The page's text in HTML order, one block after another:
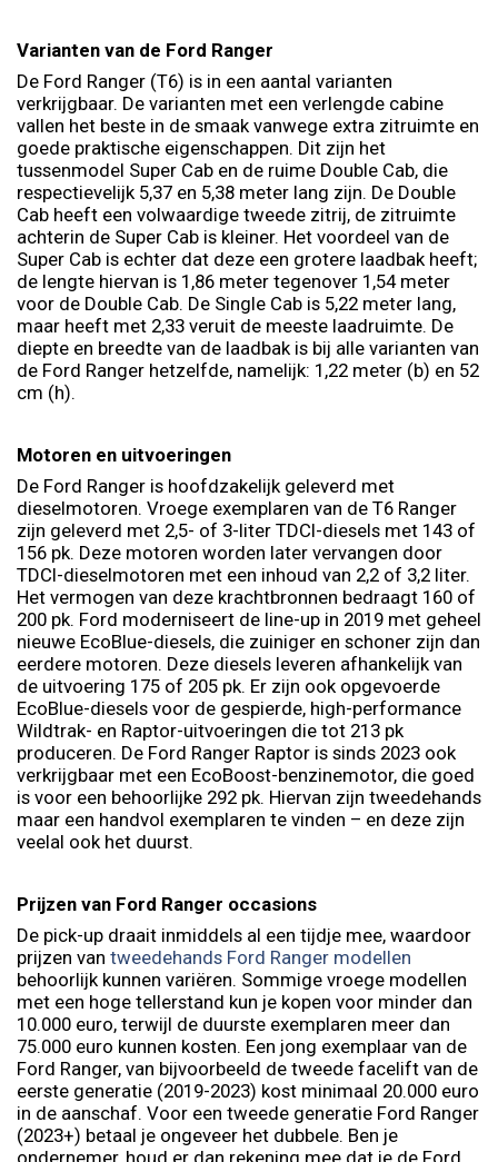
Varianten van de Ford Ranger
De Ford Ranger (T6) is in een aantal varianten
verkrijgbaar. De varianten met een verlengde cabine
vallen het beste in de smaak vanwege extra zitruimte en
goede praktische eigenschappen. Dit zijn het
tussenmodel Super Cab en de ruime Double Cab, die
respectievelijk 5,37 en 5,38 meter lang zijn. De Double
Cab heeft een volwaardige tweede zitrij, de zitruimte
achterin de Super Cab is kleiner. Het voordeel van de
Super Cab is echter dat deze een grotere laadbak heeft;
de lengte hiervan is 1,86 meter tegenover 1,54 meter
voor de Double Cab. De Single Cab is 5,22 meter lang,
maar heeft met 2,33 veruit de meeste laadruimte. De
diepte en breedte van de laadbak is bij alle varianten van
de Ford Ranger hetzelfde, namelijk: 1,22 meter (b) en 52
cm (h).
Motoren en uitvoeringen
De Ford Ranger is hoofdzakelijk geleverd met
dieselmotoren. Vroege exemplaren van de T6 Ranger
zijn geleverd met 2,5- of 3-liter TDCI-diesels met 143 of
156 pk. Deze motoren worden later vervangen door
TDCI-dieselmotoren met een inhoud van 2,2 of 3,2 liter.
Het vermogen van deze krachtbronnen bedraagt 160 of
200 pk. Ford moderniseert de line-up in 2019 met geheel
nieuwe EcoBlue-diesels, die zuiniger en schoner zijn dan
eerdere motoren. Deze diesels leveren afhankelijk van
de uitvoering 175 of 205 pk. Er zijn ook opgevoerde
EcoBlue-diesels voor de gespierde, high-performance
Wildtrak- en Raptor-uitvoeringen die tot 213 pk
produceren. De Ford Ranger Raptor is sinds 2023 ook
verkrijgbaar met een EcoBoost-benzinemotor, die goed
is voor een behoorlijke 292 pk. Hiervan zijn tweedehands
maar een handvol exemplaren te vinden – en deze zijn
veelal ook het duurst.
Prijzen van Ford Ranger occasions
De pick-up draait inmiddels al een tijdje mee, waardoor
prijzen van tweedehands Ford Ranger modellen
behoorlijk kunnen variëren. Sommige vroege modellen
met een hoge tellerstand kun je kopen voor minder dan
10.000 euro, terwijl de duurste exemplaren meer dan
75.000 euro kunnen kosten. Een jong exemplaar van de
Ford Ranger, van bijvoorbeeld de tweede facelift van de
eerste generatie (2019-2023) kost minimaal 20.000 euro
in de aanschaf. Voor een tweede generatie Ford Ranger
(2023+) betaal je ongeveer het dubbele. Ben je
ondernemer, houd er dan rekening mee dat je de Ford